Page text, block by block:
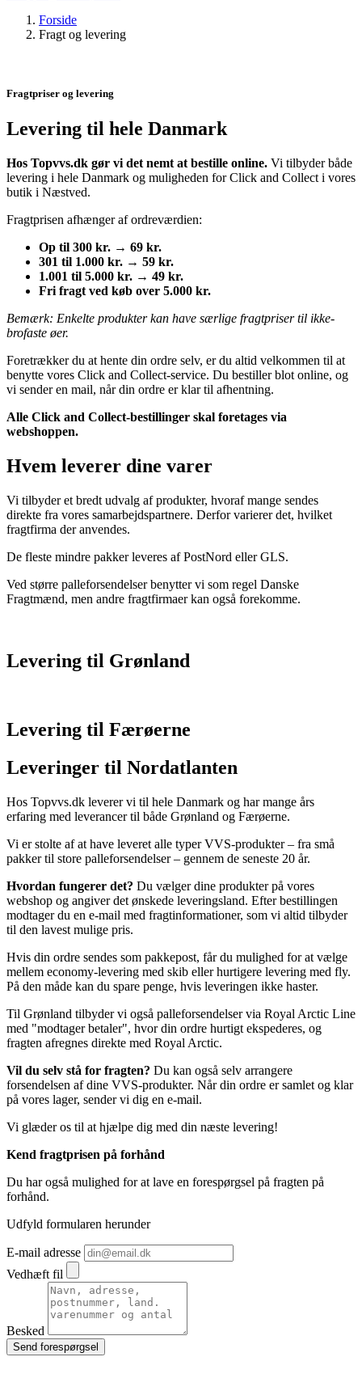
Forside
Fragt og levering
Fragtpriser og levering
Levering til hele Danmark
Hos Topvvs.dk gør vi det nemt at bestille online. Vi tilbyder både
levering i hele Danmark og muligheden for Click and Collect i vores
butik i Næstved.
Fragtprisen afhænger af ordreværdien:
Op til 300 kr. → 69 kr.
301 til 1.000 kr. → 59 kr.
1.001 til 5.000 kr. → 49 kr.
Fri fragt ved køb over 5.000 kr.
Bemærk: Enkelte produkter kan have særlige fragtpriser til ikke-
brofaste øer.
Foretrækker du at hente din ordre selv, er du altid velkommen til at
benytte vores Click and Collect-service. Du bestiller blot online, og
vi sender en mail, når din ordre er klar til afhentning.
Alle Click and Collect-bestillinger skal foretages via
webshoppen.
Hvem leverer dine varer
Vi tilbyder et bredt udvalg af produkter, hvoraf mange sendes
direkte fra vores samarbejdspartnere. Derfor varierer det, hvilket
fragtfirma der anvendes.
De fleste mindre pakker leveres af PostNord eller GLS.
Ved større palleforsendelser benytter vi som regel Danske
Fragtmænd, men andre fragtfirmaer kan også forekomme.
Levering til Grønland
Levering til Færøerne
Leveringer til Nordatlanten
Hos Topvvs.dk leverer vi til hele Danmark og har mange års
erfaring med leverancer til både Grønland og Færøerne.
Vi er stolte af at have leveret alle typer VVS-produkter – fra små
pakker til store palleforsendelser – gennem de seneste 20 år.
Hvordan fungerer det? Du vælger dine produkter på vores
webshop og angiver det ønskede leveringsland. Efter bestillingen
modtager du en e-mail med fragtinformationer, som vi altid tilbyder
til den lavest mulige pris.
Hvis din ordre sendes som pakkepost, får du mulighed for at vælge
mellem economy-levering med skib eller hurtigere levering med fly.
På den måde kan du spare penge, hvis leveringen ikke haster.
Til Grønland tilbyder vi også palleforsendelser via Royal Arctic Line
med "modtager betaler", hvor din ordre hurtigt ekspederes, og
fragten afregnes direkte med Royal Arctic.
Vil du selv stå for fragten? Du kan også selv arrangere
forsendelsen af dine VVS-produkter. Når din ordre er samlet og klar
på vores lager, sender vi dig en e-mail.
Vi glæder os til at hjælpe dig med din næste levering!
Kend fragtprisen på forhånd
Du har også mulighed for at lave en forespørgsel på fragten på
forhånd.
Udfyld formularen herunder
E-mail adresse
Vedhæft fil
Besked
Send forespørgsel